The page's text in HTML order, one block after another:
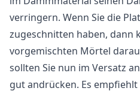
verringern. Wenn Sie die
zugeschnitten haben, dann
vorgemischten Mörtel
sollten Sie nun im Versatz
gut andrücken. Es